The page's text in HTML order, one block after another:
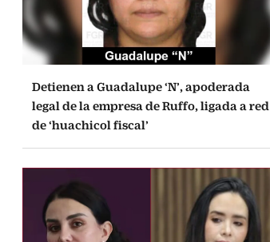
Detienen a Guadalupe ‘N’, apoderada
legal de la empresa de Ruffo, ligada a red
de ‘huachicol fiscal’